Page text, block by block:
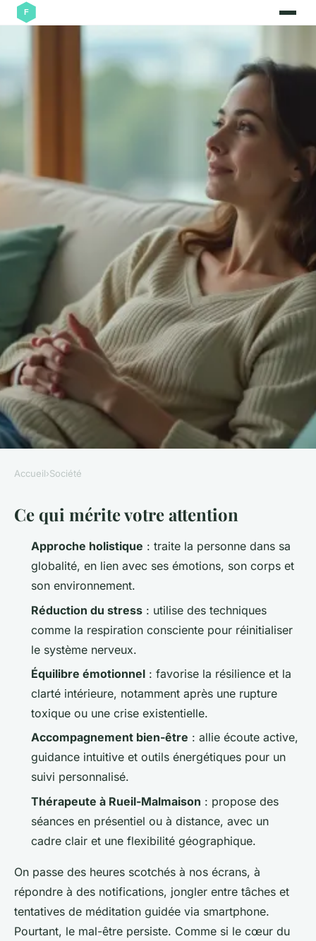
Comment trouver un
thérapeute holistique à Rueil-
Malmaison
Accueil›Société
Ce qui mérite votre attention
Approche holistique : traite la personne dans sa
globalité, en lien avec ses émotions, son corps et
son environnement.
Réduction du stress : utilise des techniques
comme la respiration consciente pour réinitialiser
le système nerveux.
Équilibre émotionnel : favorise la résilience et la
clarté intérieure, notamment après une rupture
toxique ou une crise existentielle.
Accompagnement bien-être : allie écoute active,
guidance intuitive et outils énergétiques pour un
suivi personnalisé.
Thérapeute à Rueil-Malmaison : propose des
séances en présentiel ou à distance, avec un
cadre clair et une flexibilité géographique.
On passe des heures scotchés à nos écrans, à
répondre à des notifications, jongler entre tâches et
tentatives de méditation guidée via smartphone.
Pourtant, le mal-être persiste. Comme si le cœur du